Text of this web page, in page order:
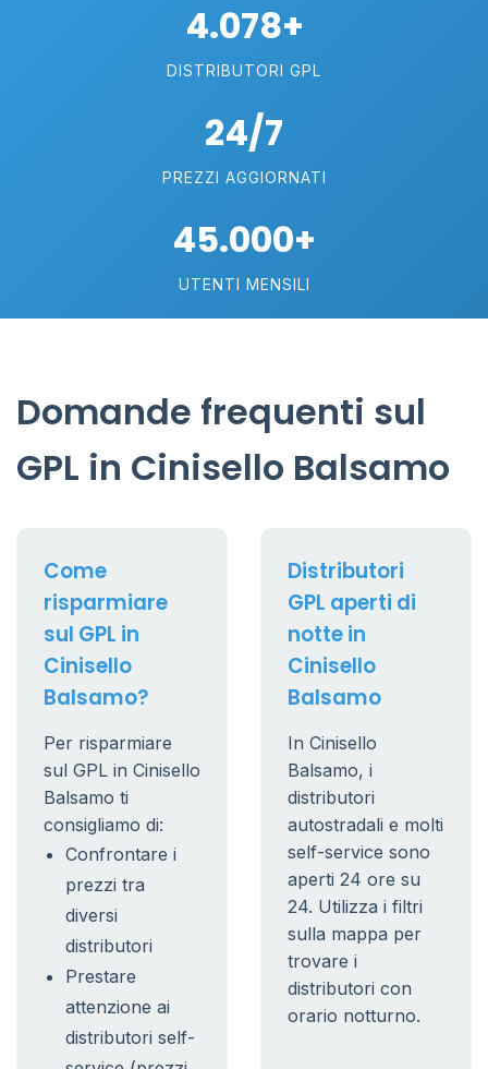
4.078+
DISTRIBUTORI GPL
24/7
PREZZI AGGIORNATI
45.000+
UTENTI MENSILI
Domande frequenti sul
GPL in Cinisello Balsamo
Come
risparmiare
sul GPL in
Cinisello
Balsamo?
Per risparmiare
sul GPL in Cinisello
Balsamo ti
consigliamo di:
Confrontare i
prezzi tra
diversi
distributori
Prestare
attenzione ai
distributori self-
Distributori
GPL aperti di
notte in
Cinisello
Balsamo
In Cinisello
Balsamo, i
distributori
autostradali e molti
self-service sono
aperti 24 ore su
24. Utilizza i filtri
sulla mappa per
trovare i
distributori con
orario notturno.